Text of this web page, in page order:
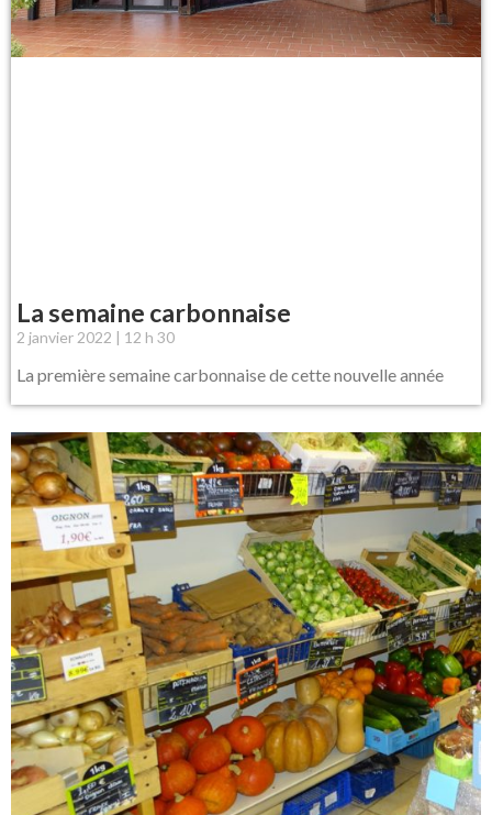
La semaine carbonnaise
2 janvier 2022 12 h 30
La première semaine carbonnaise de cette nouvelle année